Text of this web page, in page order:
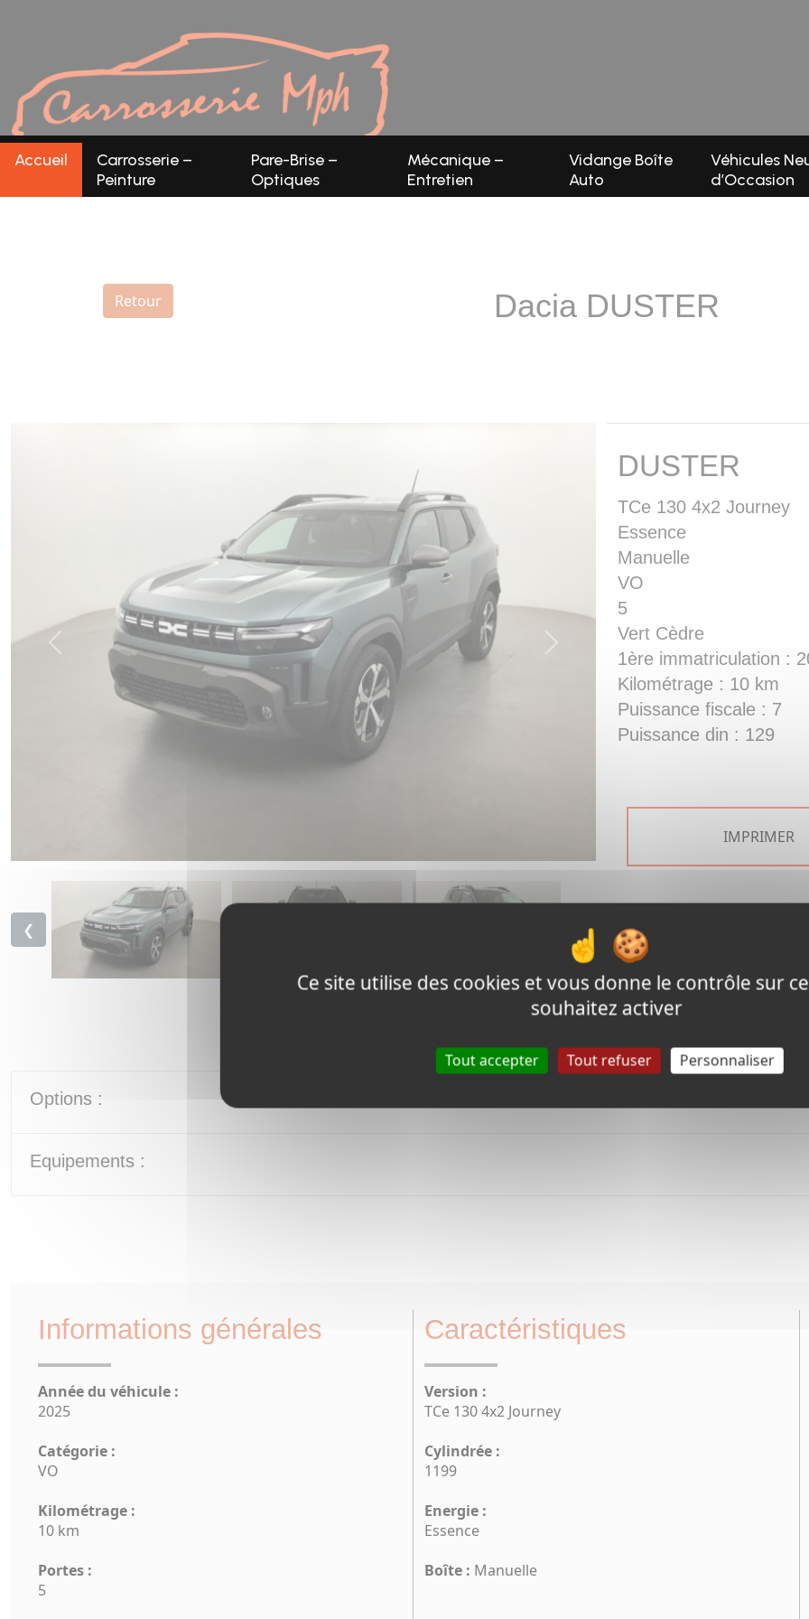
Accueil
Carrosserie –
Peinture
Pare-Brise –
Optiques
Mécanique –
Entretien
Vidange Boîte
Auto
Véhicules
d’Occasion
Retour Dacia DUSTER
Previous Next
❮
DUSTER
TCe 130 4x2 Journey
Essence
Manuelle
VO
5
Vert Cèdre
1ère immatriculation :
Kilométrage : 10 km
Puissance fiscale : 7
Puissance din : 129
IMPRIMER
Options :
Equipements :
Informations générales
Année du véhicule :
2025
Catégorie :
VO
Kilométrage :
10 km
Portes :
5
Caractéristiques
Version :
TCe 130 4x2 Journey
Cylindrée :
1199
Energie :
Essence
Boîte : Manuelle
Ce site utilise des cookies et vous donne le contrôle sur
souhaitez activer
Tout accepter Tout refuser Personnaliser